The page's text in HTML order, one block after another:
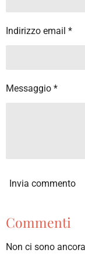
Indirizzo email *
Messaggio *
Invia commento
Commenti
Non ci sono